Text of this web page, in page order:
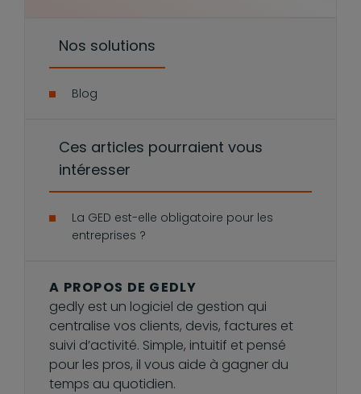
Nos solutions
Blog
Ces articles pourraient vous
intéresser
La GED est-elle obligatoire pour les
entreprises ?
A PROPOS DE GEDLY
gedly est un logiciel de gestion qui
centralise vos clients, devis, factures et
suivi d’activité. Simple, intuitif et pensé
pour les pros, il vous aide à gagner du
temps au quotidien.